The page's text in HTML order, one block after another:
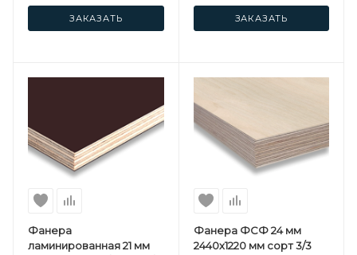
ЗАКАЗАТЬ ЗАКАЗАТЬ
Фанера
ламинированная 21 мм
Фанера ФСФ 24 мм
2440х1220 мм сорт 3/3